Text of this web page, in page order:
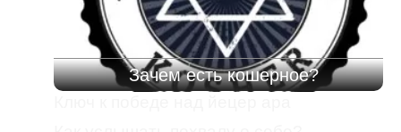
Зачем есть кошерное?